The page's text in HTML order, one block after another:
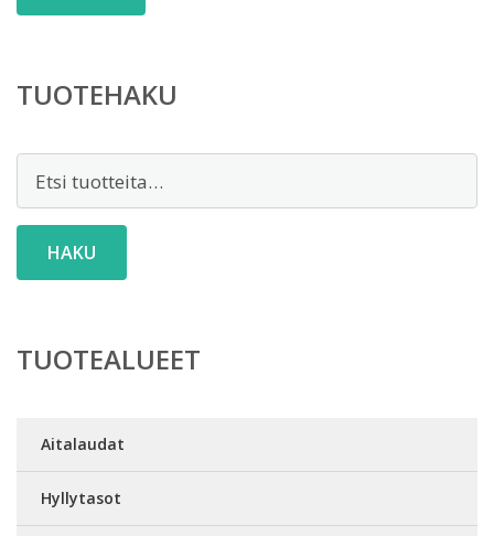
TUOTEHAKU
HAKU
TUOTEALUEET
Aitalaudat
Hyllytasot